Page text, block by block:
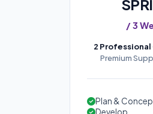
/ 3
2
Premium
Plan &
Develop